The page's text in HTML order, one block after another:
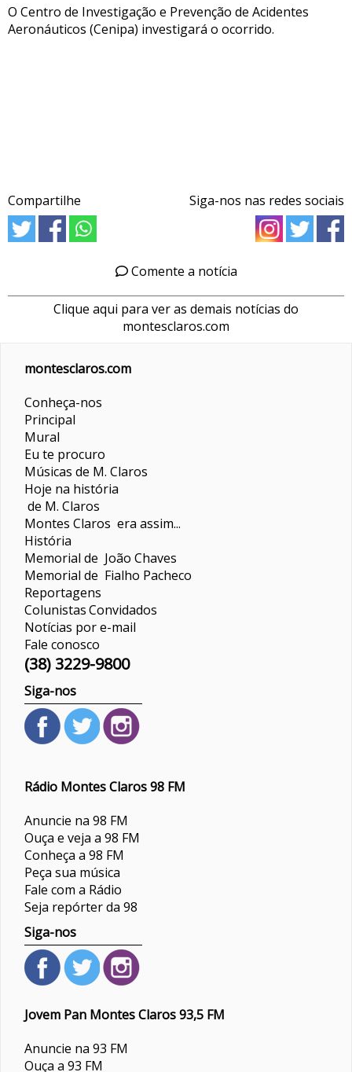
O Centro de Investigação e Prevenção de Acidentes
Aeronáuticos (Cenipa) investigará o ocorrido.
Compartilhe Siga-nos nas redes sociais
Comente a notícia
Clique aqui para ver as demais notícias do
montesclaros.com
montesclaros.com
Conheça-nos
Principal
Mural
Eu te procuro
Músicas de M. Claros
Hoje na história
de M. Claros
Montes Claros era assim...
História
Memorial de João Chaves
Memorial de Fialho Pacheco
Reportagens
ColunistasConvidados
Notícias por e-mail
Fale conosco
(38) 3229-9800
Siga-nos
Rádio Montes Claros 98 FM
Anuncie na 98 FM
Ouça e veja a 98 FM
Conheça a 98 FM
Peça sua música
Fale com a Rádio
Seja repórter da 98
Siga-nos
Jovem Pan Montes Claros 93,5 FM
Anuncie na 93 FM
Ouça a 93 FM